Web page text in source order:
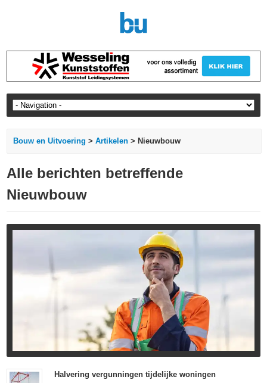
Bouw en Uitvoering >Artikelen > Nieuwbouw
Alle berichten betreffende
Nieuwbouw
Halvering vergunningen tijdelijke woningen